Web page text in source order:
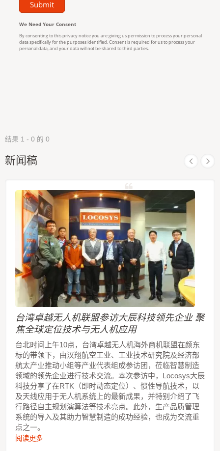
结果 1 - 0 的 0
新闻稿
台湾卓越无人机联盟参访大辰科技领先企业 聚
焦全球定位技术与无人机应用
台北时间上午10点，台湾卓越无人机海外商机联盟在颜东
标的带领下，由汉翔航空工业、工业技术研究院及经济部
航太产业推动小组等产业代表组成参访团，莅临智慧制造
领域的领先企业进行技术交流。本次参访中，Locosys大辰
科技分享了在RTK（即时动态定位）、惯性导航技术，以
及天线应用于无人机系统上的最新成果，并特别介绍了飞
行路径自主规划演算法等技术亮点。此外，生产品质管理
系统的导入及其助力智慧制造的成功经验，也成为交流重
点之一。
阅读更多